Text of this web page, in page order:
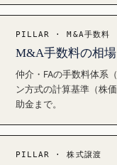
PILLAR · M&A手数料
M&A手数料の相
仲介・FAの手数料体系
ン方式の計算基準（株
助金まで。
PILLAR · 株式譲渡